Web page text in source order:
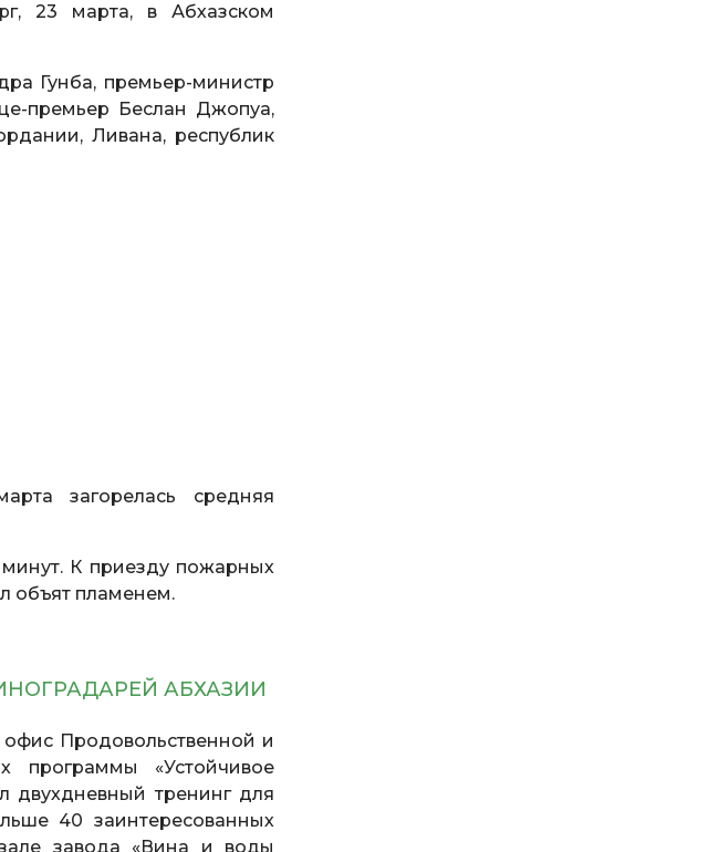
23 марта, в Абхазском
Гунба, премьер-министр
премьер Беслан Джопуа,
Ливана, республик
загорелась средняя
К приезду пожарных
объят пламенем.
АБХАЗИИ
Продовольственной и
программы «Устойчивое
двухдневный тренинг для
40 заинтересованных
завода «Вина и воды